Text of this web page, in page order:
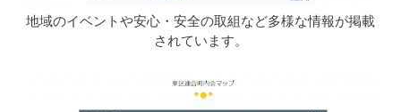
地域のイベントや安心・安全の取組など多様な情報が掲載
されています。